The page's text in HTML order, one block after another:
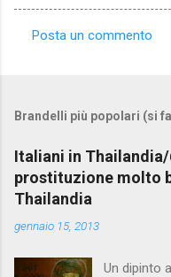
e
n
t
i
Posta un commento
Brandelli più popolari (si
Italiani in
prostituzione molto
Thailandia
gennaio 15, 2013
Un dipinto